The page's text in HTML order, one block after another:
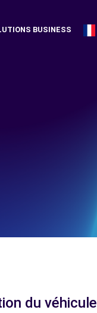
BUSINESS
du véhicule